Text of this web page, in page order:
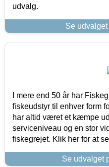
udvalg.
Se
I mere end 50 år har
fiskeudstyr til enhver form
har altid været et kæmpe
serviceniveau og en stor
fiskegrejet. Klik her for at
Se udvalget